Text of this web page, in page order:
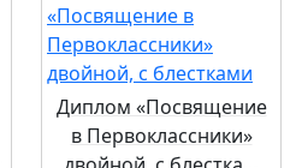
Диплом «Посвящение
в Первоклассники»